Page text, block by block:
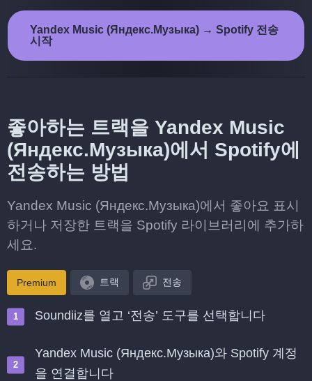
Yandex Music (Яндекс.Музыка) → Spotify 전송
시작
좋아하는 트랙을 Yandex Music
(Яндекс.Музыка)에서 Spotify에
전송하는 방법
Yandex Music (Яндекс.Музыка)에서 좋아요 표시
하거나 저장한 트랙을 Spotify 라이브러리에 추가하
세요.
Premium 트랙 전송
Soundiiz를 열고 ‘전송’ 도구를 선택합니다
Yandex Music (Яндекс.Музыка)와 Spotify 계정
을 연결합니다